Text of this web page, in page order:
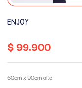
ENJOY
$99.900
60cm x 90cm alto